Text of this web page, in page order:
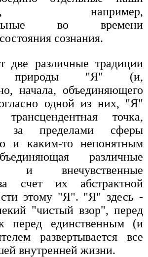
например,
во времени
сознания.
две различные традиции
природы "Я" (и,
начала, объединяющего
одной из них, "Я"
точка,
за пределами сферы
и каким-то непонятным
различные
и внечувственные
счет их абстрактной
этому "Я". "Я" здесь -
"чистый взор", перед
перед единственным (и
развертывается все
внутренней жизни.